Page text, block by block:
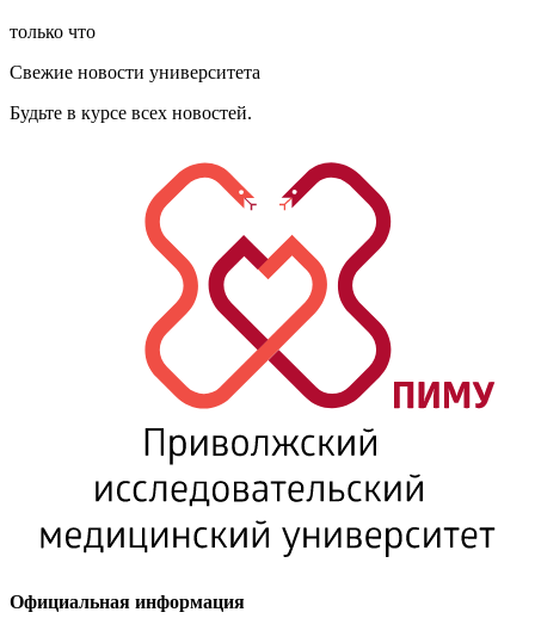
только что
Свежие новости университета
Будьте в курсе всех новостей.
Официальная информация